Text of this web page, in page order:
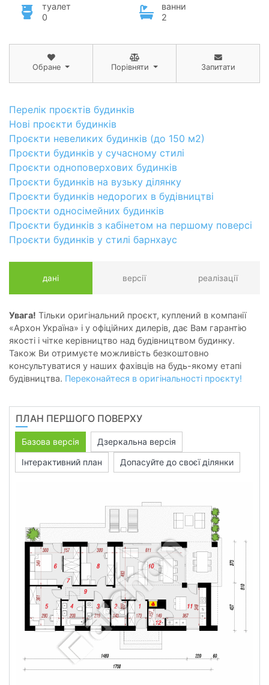
туалет
0
ванни
2
Обране Порівняти Запитати
Перелік проєктів будинків
Нові проєкти будинків
Проєкти невеликих будинків (до 150 м2)
Проєкти будинків у сучасному стилі
Проєкти одноповерхових будинків
Проєкти будинків на вузьку ділянку
Проєкти будинків недорогих в будівництві
Проєкти односімейних будинків
Проєкти будинків з кабінетом на першому поверсі
Проєкти будинків у стилі барнхаус
дані версії реалізації
Увага! Тільки оригінальний проєкт, куплений в компанії
«Архон Україна» і у офіційних дилерів, дає Вам гарантію
якості і чітке керівництво над будівництвом будинку.
Також Ви отримуєте можливість безкоштовно
консультуватися у наших фахівців на будь-якому етапі
будівництва. Переконайтеся в оригінальності проєкту!
ПЛАН ПЕРШОГО ПОВЕРХУ
Базова версія
Дзеркальна версія
Інтерактивний план
Допасуйте до своєї ділянки